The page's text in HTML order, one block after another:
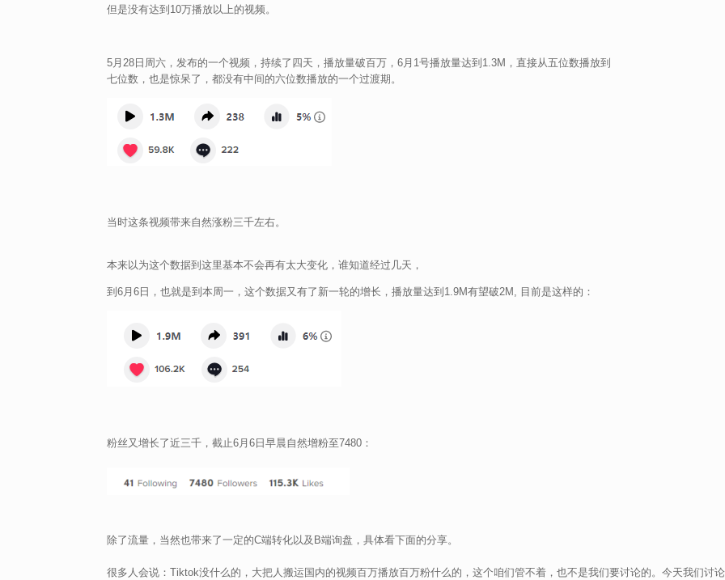
但是没有达到10万播放以上的视频。
5月28日周六，发布的一个视频，持续了四天，播放量破百万，6月1号播放量达到1.3M，直接从五位数播放到
七位数，也是惊呆了，都没有中间的六位数播放的一个过渡期。
当时这条视频带来自然涨粉三千左右。
本来以为这个数据到这里基本不会再有太大变化，谁知道经过几天，
到6月6日，也就是到本周一，这个数据又有了新一轮的增长，播放量达到1.9M有望破2M, 目前是这样的：
粉丝又增长了近三千，截止6月6日早晨自然增粉至7480：
除了流量，当然也带来了一定的C端转化以及B端询盘，具体看下面的分享。
很多人会说：Tiktok没什么的，大把人搬运国内的视频百万播放百万粉什么的，这个咱们管不着，也不是我们要讨论的。今天我们讨论